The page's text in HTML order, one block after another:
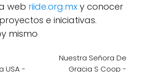
web riide.org.mx y conocer
e iniciativas.
mismo
USA -
Nuestra Señora De
Gracia S Coop -